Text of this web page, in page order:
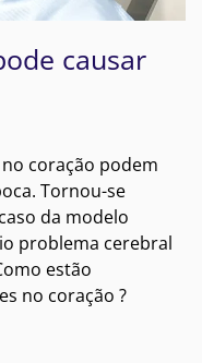
causar
coração podem
Tornou-se
da modelo
problema cerebral
estão
no coração ?